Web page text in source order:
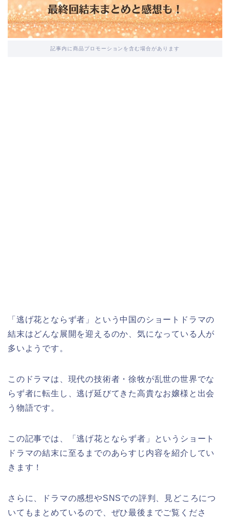
記事内に商品プロモーションを含む場合があります
「逃げ花とならず者」という中国のショートドラマの
結末はどんな展開を迎えるのか、気になっている人が
多いようです。
このドラマは、現代の技術者・徐牧が乱世の世界でな
らず者に転生し、逃げ延びてきた高貴なお嬢様と出会
う物語です。
この記事では、「逃げ花とならず者」
というショート
ドラマの結末に至るまでのあらすじ内容を紹介してい
きます！
さらに、ドラマの感想やSNSでの評判、見どころにつ
いてもまとめているので、ぜひ最後までご覧くださ